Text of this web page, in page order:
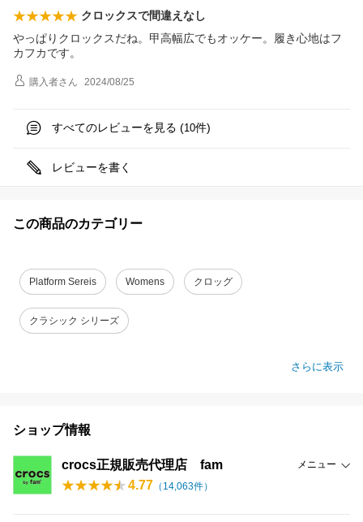
クロックスで間違えなし
やっぱりクロックスだね。甲高幅広でもオッケー。履き心地はフ
カフカです。
購入者さん 2024/08/25
すべてのレビューを見る (10件)
レビューを書く
この商品のカテゴリー
Platform Sereis Womens クロッグ
クラシック シリーズ
さらに表示
ショップ情報
crocs正規販売代理店 fam メニュー
4.77 （ 14,063件）